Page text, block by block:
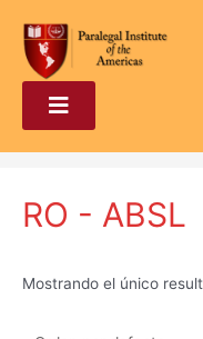
RO - ABSL
Mostrando el único